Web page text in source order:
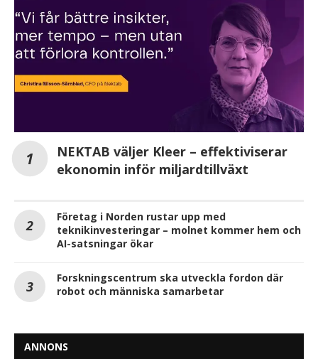
NEKTAB väljer Kleer – effektiviserar
ekonomin inför miljardtillväxt
Företag i Norden rustar upp med
teknikinvesteringar – molnet kommer hem och
AI-satsningar ökar
Forskningscentrum ska utveckla fordon där
robot och människa samarbetar
ANNONS